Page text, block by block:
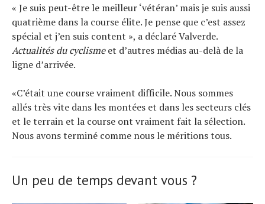
« Je suis peut-être le meilleur ‘vétéran’ mais je suis aussi
quatrième dans la course élite. Je pense que c’est assez
spécial et j’en suis content », a déclaré Valverde.
Actualités du cyclismeet d’autres médias au-delà de la
ligne d’arrivée.
«C’était une course vraiment difficile. Nous sommes
allés très vite dans les montées et dans les secteurs clés
et le terrain et la course ont vraiment fait la sélection.
Nous avons terminé comme nous le méritions tous.
Un peu de temps devant vous ?